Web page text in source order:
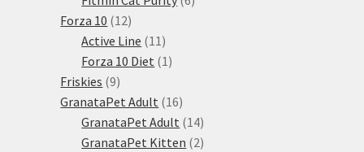
Forza 10 1212
produktů
Active Line 11 11
produktů
Forza 10 Diet 1 1
Friskies 99
produktů
GranataPet Adult 1616
produktů
GranataPet Adult 1414
produktů
GranataPet Kitten 22